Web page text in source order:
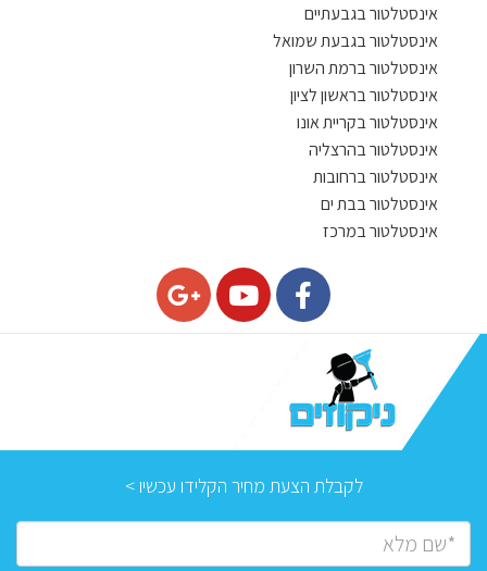
אינסטלטור בגבעתיים
אינסטלטור בגבעת שמואל
אינסטלטור ברמת השרון
אינסטלטור בראשון לציון
אינסטלטור בקריית אונו
אינסטלטור בהרצליה
אינסטלטור ברחובות
אינסטלטור בבת ים
אינסטלטור במרכז
לקבלת הצעת מחיר הקלידו עכשיו >